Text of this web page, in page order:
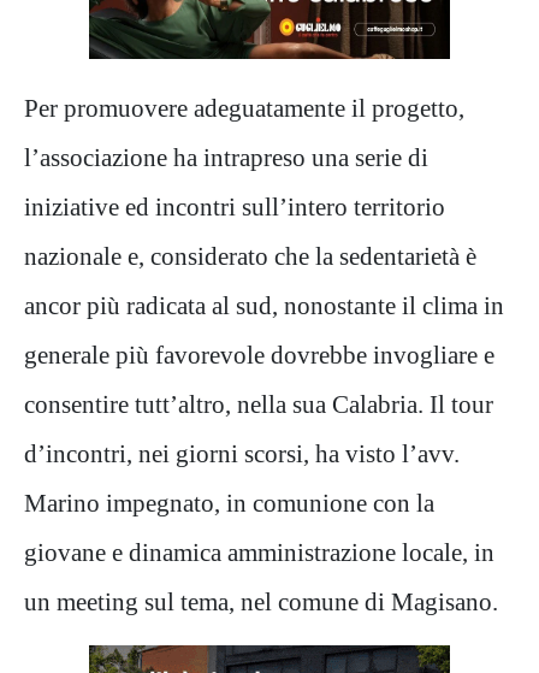
Per promuovere adeguatamente il progetto,
l’associazione ha intrapreso una serie di
iniziative ed incontri sull’intero territorio
nazionale e, considerato che la sedentarietà è
ancor più radicata al sud, nonostante il clima in
generale più favorevole dovrebbe invogliare e
consentire tutt’altro, nella sua Calabria. Il tour
d’incontri, nei giorni scorsi, ha visto l’avv.
Marino impegnato, in comunione con la
giovane e dinamica amministrazione locale, in
un meeting sul tema, nel comune di Magisano.